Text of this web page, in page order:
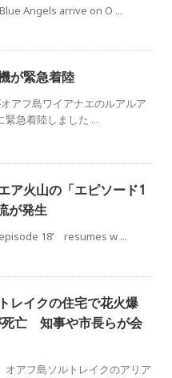
Angels arrive on O ...
が緊急着陸
アフ島ワイアナエのルアルア
緊急着陸しました ...
ア火山の「エピソード1
が発生
18’ resumes w ...
レイクの住宅で花火爆
亡 知事や市長らが会
オアフ島ソルトレイクのアリア